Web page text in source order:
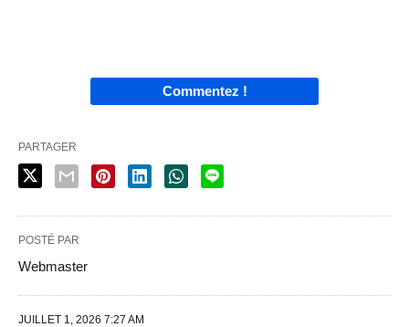
Commentez !
PARTAGER
POSTÉ PAR
Webmaster
JUILLET 1, 2026 7:27 AM